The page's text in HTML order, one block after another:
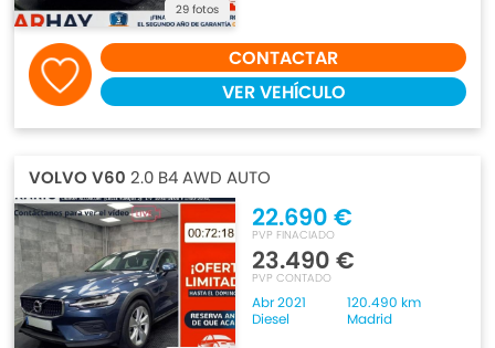
29 fotos
CONTACTAR
VER VEHÍCULO
VOLVO V60 2.0 B4 AWD AUTO
22.690 €
PVP FINACIADO
23.490 €
PVP CONTADO
Abr 2021
120.490 km
Diesel
Madrid